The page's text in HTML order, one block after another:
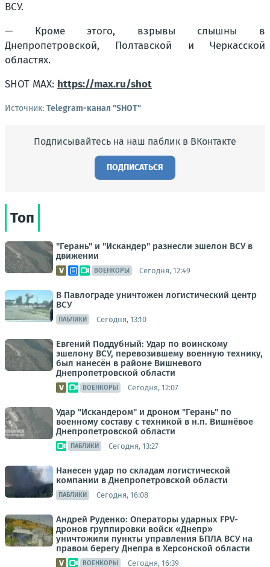
ВСУ.
— Кроме этого, взрывы слышны в
Днепропетровской, Полтавской и Черкасской
областях.
SHOT MAX: https://max.ru/shot
Источник: Telegram-канал "SHOT"
Подписывайтесь на наш паблик в ВКонтакте
ПОДПИСАТЬСЯ
Топ
"Герань" и "Искандер" разнесли эшелон ВСУ в
движении
ВОЕНКОРЫ Сегодня, 12:49
В Павлограде уничтожен логистический центр
ВСУ
ПАБЛИКИ Сегодня, 13:10
Евгений Поддубный: Удар по воинскому
эшелону ВСУ, перевозившему военную технику,
был нанесён в районе Вишневого
Днепропетровской области
ВОЕНКОРЫ Сегодня, 12:07
Удар "Искандером" и дроном "Герань" по
военному составу с техникой в н.п. Вишнёвое
Днепропетровской области
ПАБЛИКИ Сегодня, 13:27
Нанесен удар по складам логистической
компании в Днепропетровской области
ПАБЛИКИ Сегодня, 16:08
Андрей Руденко: Операторы ударных FPV-
дронов группировки войск «Днепр»
уничтожили пункты управления БПЛА ВСУ на
правом берегу Днепра в Херсонской области
ВОЕНКОРЫ Сегодня, 16:39